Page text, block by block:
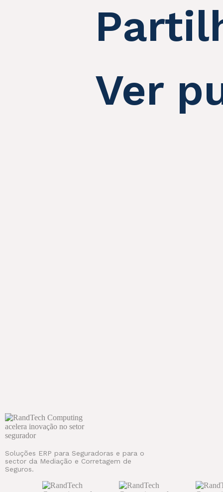
Ver
Soluções ERP para Seguradoras e para o
sector da Mediação e Corretagem de
Seguros.